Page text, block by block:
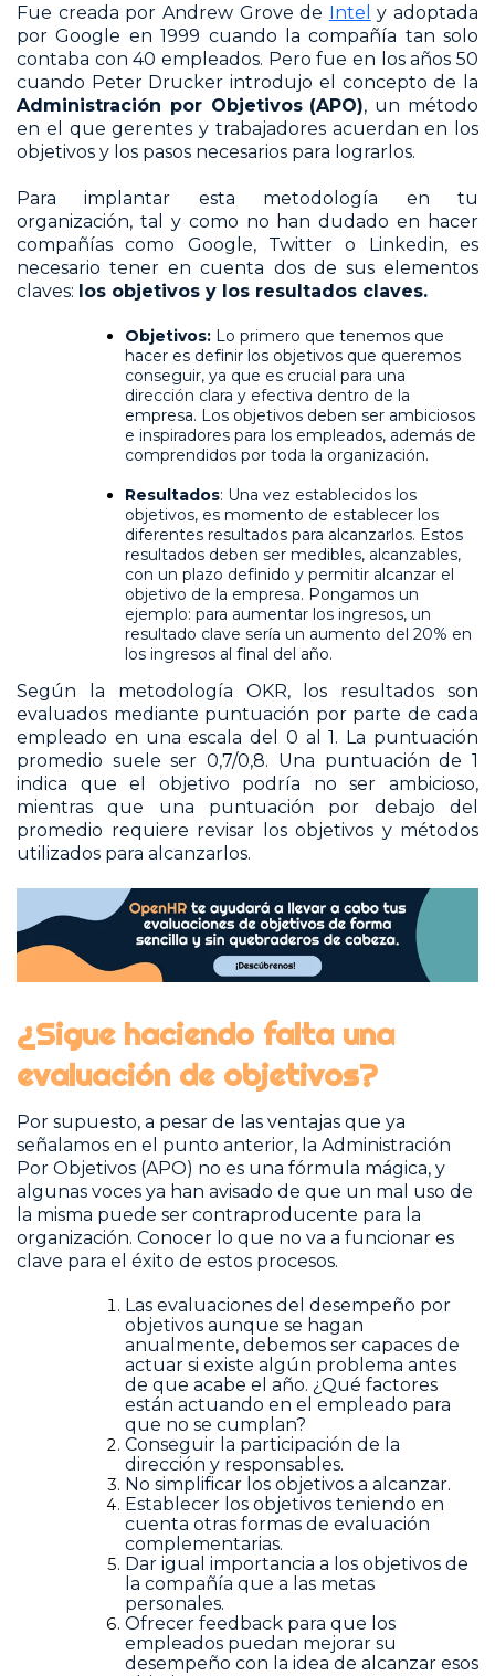
Fue creada por Andrew Grove de Intel y adoptada
por Google en 1999 cuando la compañía tan solo
contaba con 40 empleados. Pero fue en los años 50
cuando Peter Drucker introdujo el concepto de la
Administración por Objetivos (APO), un método
en el que gerentes y trabajadores acuerdan en los
objetivos y los pasos necesarios para lograrlos.
Para implantar esta metodología en tu
organización, tal y como no han dudado en hacer
compañías como Google, Twitter o Linkedin, es
necesario tener en cuenta dos de sus elementos
claves: los objetivos y los resultados claves.
Objetivos: Lo primero que tenemos que
hacer es definir los objetivos que queremos
conseguir, ya que es crucial para una
dirección clara y efectiva dentro de la
empresa. Los objetivos deben ser ambiciosos
e inspiradores para los empleados, además de
comprendidos por toda la organización.
Resultados: Una vez establecidos los
objetivos, es momento de establecer los
diferentes resultados para alcanzarlos. Estos
resultados deben ser medibles, alcanzables,
con un plazo definido y permitir alcanzar el
objetivo de la empresa. Pongamos un
ejemplo: para aumentar los ingresos, un
resultado clave sería un aumento del 20% en
los ingresos al final del año.
Según la metodología OKR, los resultados son
evaluados mediante puntuación por parte de cada
empleado en una escala del 0 al 1. La puntuación
promedio suele ser 0,7/0,8. Una puntuación de 1
indica que el objetivo podría no ser ambicioso,
mientras que una puntuación por debajo del
promedio requiere revisar los objetivos y métodos
utilizados para alcanzarlos.
¿Sigue haciendo falta una
evaluación de objetivos?
Por supuesto, a pesar de las ventajas que ya
señalamos en el punto anterior, la Administración
Por Objetivos (APO) no es una fórmula mágica, y
algunas voces ya han avisado de que un mal uso de
la misma puede ser contraproducente para la
organización. Conocer lo que no va a funcionar es
clave para el éxito de estos procesos.
Las evaluaciones del desempeño por
objetivos aunque se hagan
anualmente, debemos ser capaces de
actuar si existe algún problema antes
de que acabe el año. ¿Qué factores
están actuando en el empleado para
que no se cumplan?
Conseguir la participación de la
dirección y responsables.
No simplificar los objetivos a alcanzar.
Establecer los objetivos teniendo en
cuenta otras formas de evaluación
complementarias.
Dar igual importancia a los objetivos de
la compañía que a las metas
personales.
Ofrecer feedback para que los
empleados puedan mejorar su
desempeño con la idea de alcanzar esos